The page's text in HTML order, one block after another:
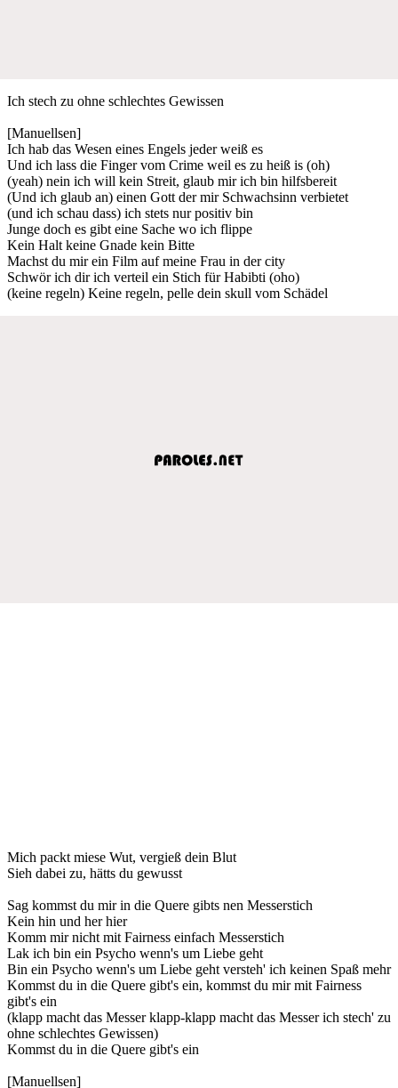
Ich stech zu ohne schlechtes Gewissen
[Manuellsen]
Ich hab das Wesen eines Engels jeder weiß es
Und ich lass die Finger vom Crime weil es zu heiß is (oh)
(yeah) nein ich will kein Streit, glaub mir ich bin hilfsbereit
(Und ich glaub an) einen Gott der mir Schwachsinn verbietet
(und ich schau dass) ich stets nur positiv bin
Junge doch es gibt eine Sache wo ich flippe
Kein Halt keine Gnade kein Bitte
Machst du mir ein Film auf meine Frau in der city
Schwör ich dir ich verteil ein Stich für Habibti (oho)
(keine regeln) Keine regeln, pelle dein skull vom Schädel
Mich packt miese Wut, vergieß dein Blut
Sieh dabei zu, hätts du gewusst
Sag kommst du mir in die Quere gibts nen Messerstich
Kein hin und her hier
Komm mir nicht mit Fairness einfach Messerstich
Lak ich bin ein Psycho wenn's um Liebe geht
Bin ein Psycho wenn's um Liebe geht versteh' ich keinen Spaß mehr
Kommst du in die Quere gibt's ein, kommst du mir mit Fairness
gibt's ein
(klapp macht das Messer klapp-klapp macht das Messer ich stech' zu
ohne schlechtes Gewissen)
Kommst du in die Quere gibt's ein
[Manuellsen]